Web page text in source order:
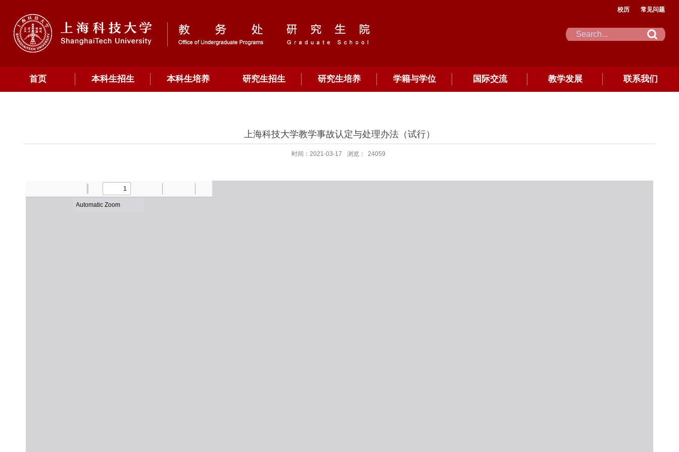
校历 常见问题
首页 本科生招生 本科生培养 研究生招生 研究生培养 学籍与学位 国际交流 教学发展 联系我们
上海科技大学教学事故认定与处理办法（试行）
时间：2021-03-17 浏览： 24059